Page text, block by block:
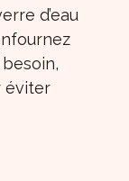
d’eau
éviter